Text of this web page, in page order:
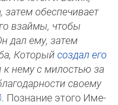
затем обес­пе­чи­ва­ет
взаймы, чтобы
дал ему, затем
Который соз­дал его
к нему с милостью за
своему
. По­зна­ние этого Име­